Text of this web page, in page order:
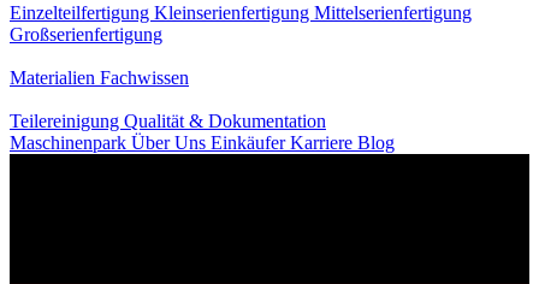
Einzelteilfertigung Kleinserienfertigung Mittelserienfertigung
Großserienfertigung
Materialien Fachwissen
Teilereinigung Qualität & Dokumentation
Maschinenpark Über Uns EinkäuferKarriere Blog